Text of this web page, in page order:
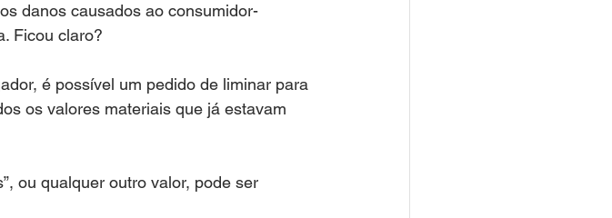
danos causados ao consumidor-
Ficou claro?
é possível um pedido de liminar para
os valores materiais que já estavam
ou qualquer outro valor, pode ser